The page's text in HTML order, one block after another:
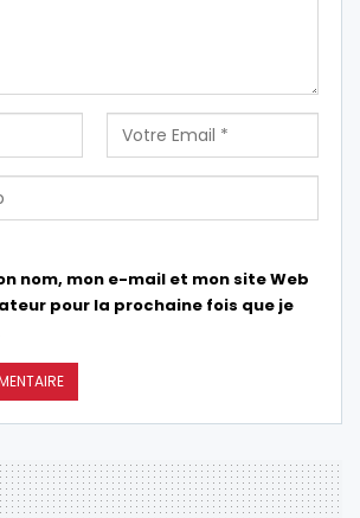
nom, mon e-mail et mon site Web
pour la prochaine fois que je